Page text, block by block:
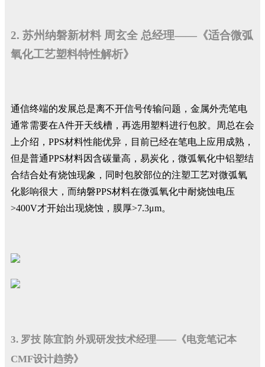
2. 苏州纳磐新材料 周玄全 总经理——《适合微弧
氧化工艺塑料特性解析》
通信终端的发展总是离不开信号传输问题，金属外壳笔电
通常需要在A件开天线槽，再选用塑料进行包胶。周总在会
上介绍，PPS材料性能优异，目前已经在笔电上应用成熟，
但是普通PPS材料因含碳量高，易炭化，微弧氧化中铝塑结
合结合处有烧蚀现象，同时包胶部位的注塑工艺对微弧氧
化影响很大，而纳磐PPS材料在微弧氧化中耐烧蚀电压
>400V才开始出现烧蚀，膜厚>7.3μm。
3. 罗技 陈宜韵 外观研发技术经理——《电竞笔记本
CMF设计趋势》